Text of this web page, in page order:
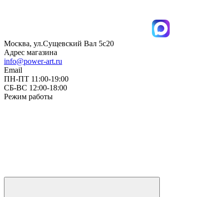
Москва, ул.Сущевский Вал 5с20
Адрес магазина
info@power-art.ru
Email
ПН-ПТ 11:00-19:00
СБ-ВС 12:00-18:00
Режим работы